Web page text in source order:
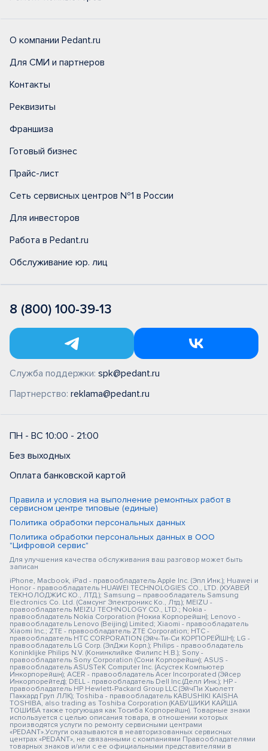
О компании Pedant.ru
Для СМИ и партнеров
Контакты
Реквизиты
Франшиза
Готовый бизнес
Прайс-лист
Сеть сервисных центров №1 в России
Для инвесторов
Работа в Pedant.ru
Обслуживание юр. лиц
8 (800) 100-39-13
Служба поддержки: spk@pedant.ru
Партнерство: reklama@pedant.ru
ПН - ВС 10:00 - 21:00
Без выходных
Оплата банковской картой
Правила и условия на выполнение ремонтных работ в
сервисном центре типовые (единые)
Политика обработки персональных данных
Политика обработки персональных данных в ООО
"Цифровой сервис"
Для улучшения качества обслуживания ваш разговор может быть
записан
iPhone, Macbook, iPad - правообладатель Apple Inc. (Эпл Инк.); Huawei и
Honor - правообладатель HUAWEI TECHNOLOGIES CO., LTD. (ХУАВЕЙ
ТЕКНОЛОДЖИС КО., ЛТД.); Samsung – правообладатель Samsung
Electronics Co. Ltd. (Самсунг Электроникс Ко., Лтд.); MEIZU -
правообладатель MEIZU TECHNOLOGY CO., LTD.; Nokia -
правообладатель Nokia Corporation (Нокиа Корпорейшн); Lenovo -
правообладатель Lenovo (Beijing) Limited; Xiaomi - правообладатель
Xiaomi Inc.; ZTE - правообладатель ZTE Corporation; HTC -
правообладатель HTC CORPORATION (Эйч-Ти-Си КОРПОРЕЙШН); LG -
правообладатель LG Corp. (ЭлДжи Корп.); Philips - правообладатель
Koninklijke Philips N.V. (Конинклийке Филипс Н.В.); Sony -
правообладатель Sony Corporation (Сони Корпорейшн); ASUS -
правообладатель ASUSTeK Computer Inc. (Асустек Компьютер
Инкорпорейшн); ACER - правообладатель Acer Incorporated (Эйсер
Инкорпорейтед); DELL - правообладатель Dell Inc.(Делл Инк.); HP -
правообладатель HP Hewlett-Packard Group LLC (ЭйчПи Хьюлетт
Паккард Груп ЛЛК); Toshiba - правообладатель KABUSHIKI KAISHA
TOSHIBA, also trading as Toshiba Corporation (КАБУШИКИ КАЙША
ТОШИБА также торгующая как Тосиба Корпорейшн). Товарные знаки
используется с целью описания товара, в отношении которых
производятся услуги по ремонту сервисными центрами
«PEDANT».Услуги оказываются в неавторизованных сервисных
центрах «PEDANT», не связанными с компаниями Правообладателями
товарных знаков и/или с ее официальными представителями в